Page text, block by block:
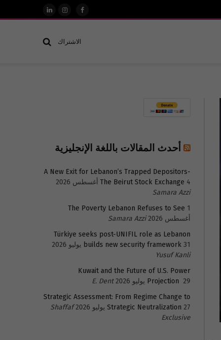
فيسبوكالانستغرام
لينكدإن
الاشتراك
أحدث المقالات باللغة الإنجليزية
A New Exit for Lebanon’s Trapped Depositors-
The Beirut Stock Exchange 4 أغسطس 2026
Samara Azzi
The Poverty Lebanon Refuses to See 1
أغسطس 2026
Samara Azzi
Türkiye seeks post-UNIFIL role as Lebanon
builds new security framework 31 يوليو 2026
Yusuf Kanli
Kuwait and the Future of U.S. Power
Projection 29 يوليو 2026
E. Dent
Strategic Assessment: From Regime Change to
Strategic Neutralization 27 يوليو 2026
Shaffaf
Exclusive